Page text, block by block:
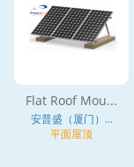
Flat Roof Mou...
安普盛（厦门）...
平面屋顶